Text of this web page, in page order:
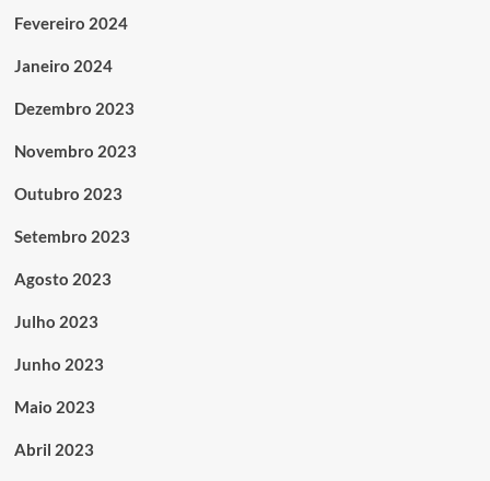
Fevereiro 2024
Janeiro 2024
Dezembro 2023
Novembro 2023
Outubro 2023
Setembro 2023
Agosto 2023
Julho 2023
Junho 2023
Maio 2023
Abril 2023